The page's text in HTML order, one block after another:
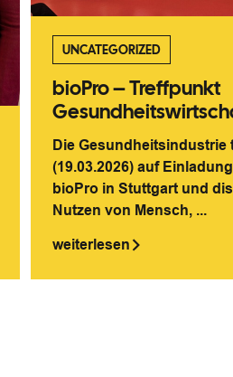
UNCATEGORIZED
bioPro – Treffpunkt
Die Gesundheitsindustrie
(19.03.2026) auf
bioPro in Stuttgart und
Nutzen von Mensch, ...
weiterlesen